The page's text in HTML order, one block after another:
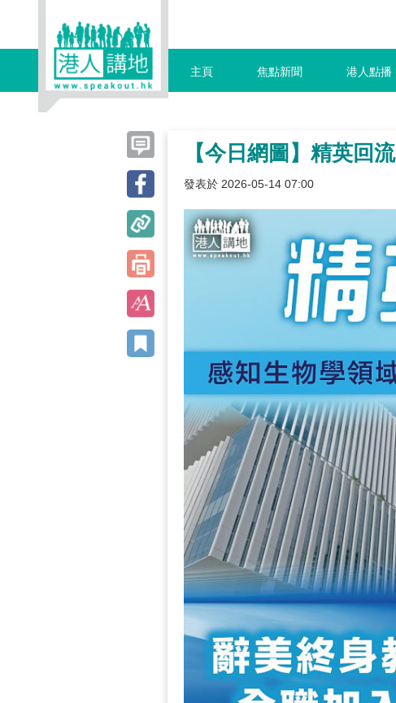
主頁 焦點新聞 港人點播
【今日網圖】精英回流
發表於 2026-05-14 07:00